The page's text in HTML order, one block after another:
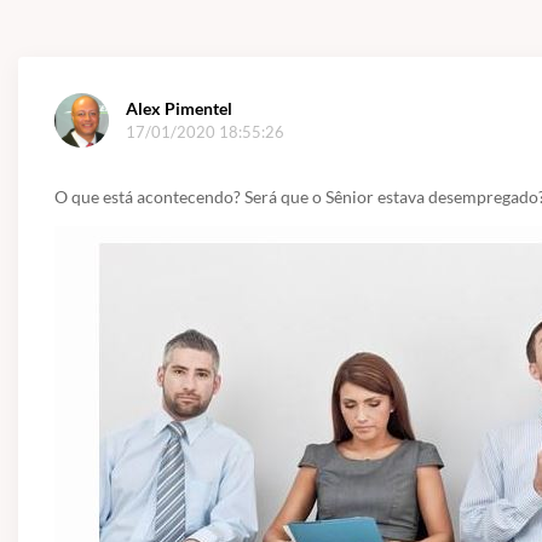
Alex Pimentel
17/01/2020 18:55:26
O que está acontecendo? Será que o Sênior estava